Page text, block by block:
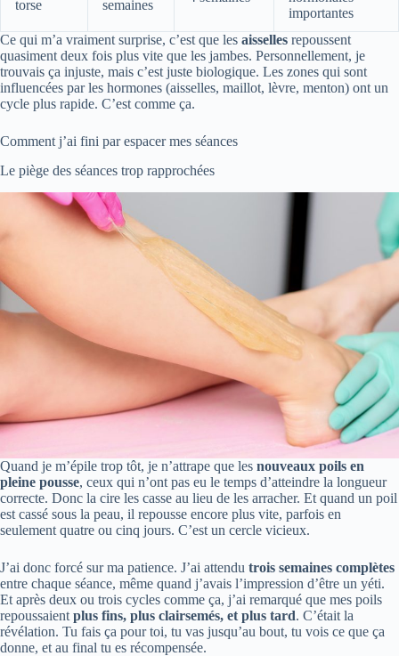
torse semaines
importantes
Ce qui m’a vraiment surprise, c’est que les aisselles repoussent
quasiment deux fois plus vite que les jambes. Personnellement, je
trouvais ça injuste, mais c’est juste biologique. Les zones qui sont
influencées par les hormones (aisselles, maillot, lèvre, menton) ont un
cycle plus rapide. C’est comme ça.
Comment j’ai fini par espacer mes séances
Le piège des séances trop rapprochées
Quand je m’épile trop tôt, je n’attrape que les nouveaux poils en
pleine pousse, ceux qui n’ont pas eu le temps d’atteindre la longueur
correcte. Donc la cire les casse au lieu de les arracher. Et quand un poil
est cassé sous la peau, il repousse encore plus vite, parfois en
seulement quatre ou cinq jours. C’est un cercle vicieux.
J’ai donc forcé sur ma patience. J’ai attendu trois semaines complètes
entre chaque séance, même quand j’avais l’impression d’être un yéti.
Et après deux ou trois cycles comme ça, j’ai remarqué que mes poils
repoussaient plus fins, plus clairsemés, et plus tard. C’était la
révélation. Tu fais ça pour toi, tu vas jusqu’au bout, tu vois ce que ça
donne, et au final tu es récompensée.